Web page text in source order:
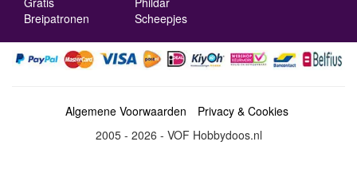
Breipatronen
Scheepjes
Algemene Voorwaarden
Privacy & Cookies
2005 - 2026 - VOF Hobbydoos.nl